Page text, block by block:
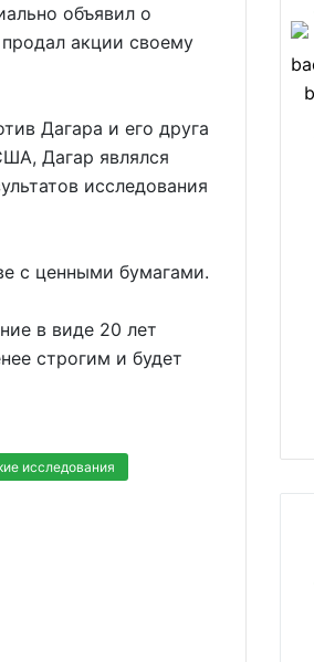
объявил о
акции своему
Дагара и его друга
Дагар являлся
исследования
с ценными бумагами.
в виде 20 лет
строгим и будет
исследования